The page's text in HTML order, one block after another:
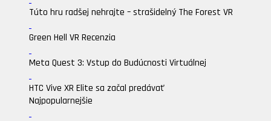
Túto hru radšej nehrajte – strašidelný The Forest VR
Green Hell VR Recenzia
Meta Quest 3: Vstup do Budúcnosti Virtuálnej
HTC Vive XR Elite sa začal predávať
Najpopularnejšie